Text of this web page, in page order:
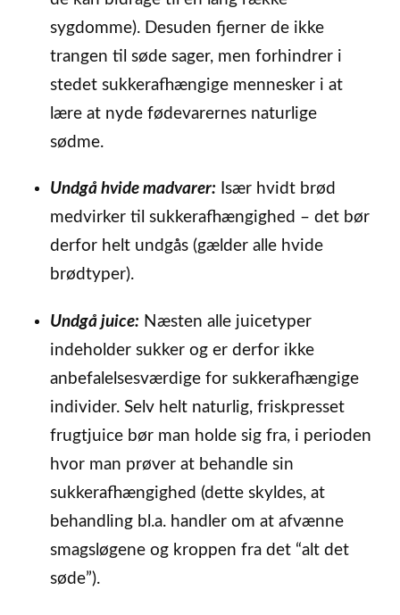
sygdomme). Desuden fjerner de ikke
trangen til søde sager, men forhindrer i
stedet sukkerafhængige mennesker i at
lære at nyde fødevarernes naturlige
sødme.
Undgå hvide madvarer: Især hvidt brød
medvirker til sukkerafhængighed – det bør
derfor helt undgås (gælder alle hvide
brødtyper).
Undgå juice: Næsten alle juicetyper
indeholder sukker og er derfor ikke
anbefalelsesværdige for sukkerafhængige
individer. Selv helt naturlig, friskpresset
frugtjuice bør man holde sig fra, i perioden
hvor man prøver at behandle sin
sukkerafhængighed (dette skyldes, at
behandling bl.a. handler om at afvænne
smagsløgene og kroppen fra det “alt det
søde”).